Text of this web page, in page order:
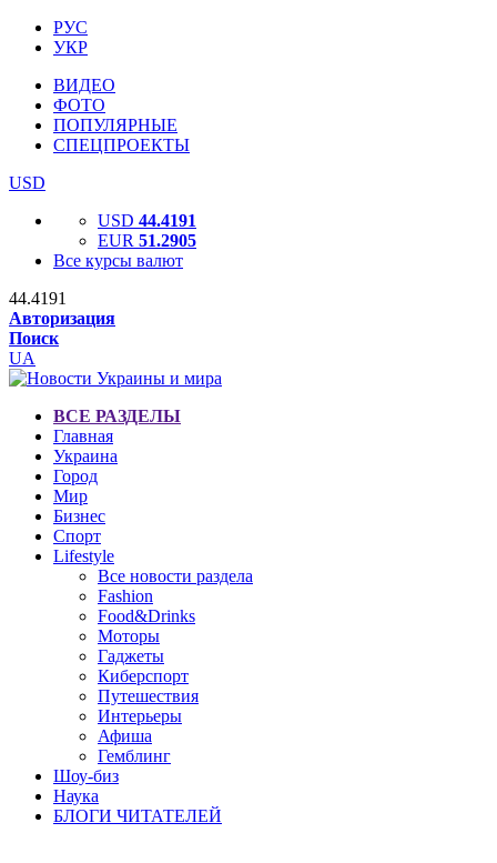
РУС
УКР
ВИДЕО
ФОТО
ПОПУЛЯРНЫЕ
СПЕЦПРОЕКТЫ
USD
USD 44.4191
EUR 51.2905
Все курсы валют
44.4191
Авторизация
Поиск
UA
ВСЕ РАЗДЕЛЫ
Главная
Украина
Город
Мир
Бизнес
Спорт
Lifestyle
Все новости раздела
Fashion
Food&Drinks
Моторы
Гаджеты
Киберспорт
Путешествия
Интерьеры
Афиша
Гемблинг
Шоу-биз
Наука
БЛОГИ ЧИТАТЕЛЕЙ